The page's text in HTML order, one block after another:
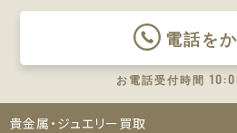
電話を
お電話受付時間
貴金属・ジュエリー買取